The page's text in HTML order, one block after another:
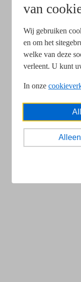
van
Wij gebruiken
en om het
welke van deze
verleent. U kunt
In onze